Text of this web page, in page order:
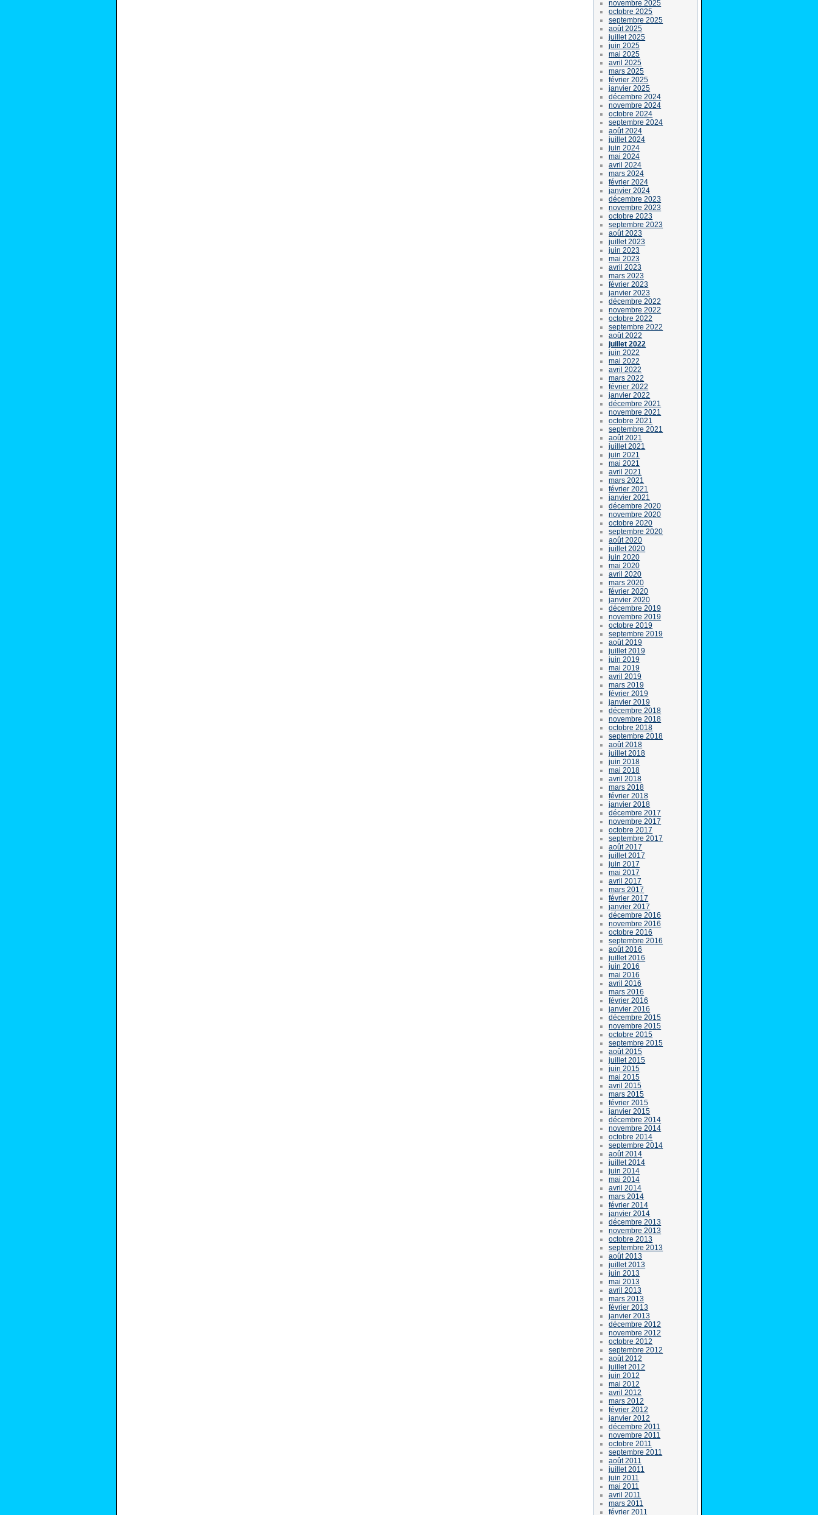
novembre 2025
octobre 2025
septembre 2025
août 2025
juillet 2025
juin 2025
mai 2025
avril 2025
mars 2025
février 2025
janvier 2025
décembre 2024
novembre 2024
octobre 2024
septembre 2024
août 2024
juillet 2024
juin 2024
mai 2024
avril 2024
mars 2024
février 2024
janvier 2024
décembre 2023
novembre 2023
octobre 2023
septembre 2023
août 2023
juillet 2023
juin 2023
mai 2023
avril 2023
mars 2023
février 2023
janvier 2023
décembre 2022
novembre 2022
octobre 2022
septembre 2022
août 2022
juillet 2022
juin 2022
mai 2022
avril 2022
mars 2022
février 2022
janvier 2022
décembre 2021
novembre 2021
octobre 2021
septembre 2021
août 2021
juillet 2021
juin 2021
mai 2021
avril 2021
mars 2021
février 2021
janvier 2021
décembre 2020
novembre 2020
octobre 2020
septembre 2020
août 2020
juillet 2020
juin 2020
mai 2020
avril 2020
mars 2020
février 2020
janvier 2020
décembre 2019
novembre 2019
octobre 2019
septembre 2019
août 2019
juillet 2019
juin 2019
mai 2019
avril 2019
mars 2019
février 2019
janvier 2019
décembre 2018
novembre 2018
octobre 2018
septembre 2018
août 2018
juillet 2018
juin 2018
mai 2018
avril 2018
mars 2018
février 2018
janvier 2018
décembre 2017
novembre 2017
octobre 2017
septembre 2017
août 2017
juillet 2017
juin 2017
mai 2017
avril 2017
mars 2017
février 2017
janvier 2017
décembre 2016
novembre 2016
octobre 2016
septembre 2016
août 2016
juillet 2016
juin 2016
mai 2016
avril 2016
mars 2016
février 2016
janvier 2016
décembre 2015
novembre 2015
octobre 2015
septembre 2015
août 2015
juillet 2015
juin 2015
mai 2015
avril 2015
mars 2015
février 2015
janvier 2015
décembre 2014
novembre 2014
octobre 2014
septembre 2014
août 2014
juillet 2014
juin 2014
mai 2014
avril 2014
mars 2014
février 2014
janvier 2014
décembre 2013
novembre 2013
octobre 2013
septembre 2013
août 2013
juillet 2013
juin 2013
mai 2013
avril 2013
mars 2013
février 2013
janvier 2013
décembre 2012
novembre 2012
octobre 2012
septembre 2012
août 2012
juillet 2012
juin 2012
mai 2012
avril 2012
mars 2012
février 2012
janvier 2012
décembre 2011
novembre 2011
octobre 2011
septembre 2011
août 2011
juillet 2011
juin 2011
mai 2011
avril 2011
mars 2011
février 2011